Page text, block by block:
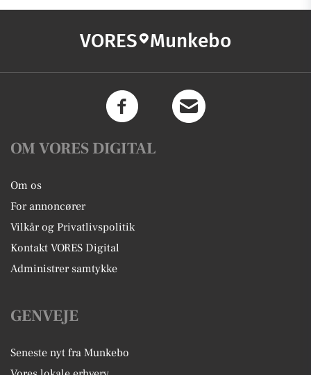
VORES Munkebo
OM VORES DIGITAL
Om os
For annoncører
Vilkår og Privatlivspolitik
Kontakt VORES Digital
Administrer samtykke
GENVEJE
Seneste nyt fra Munkebo